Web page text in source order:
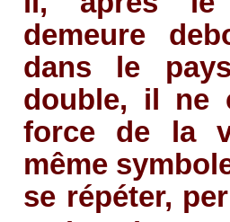
demeure
dans le
double, il ne
force de la
même
se répéter,